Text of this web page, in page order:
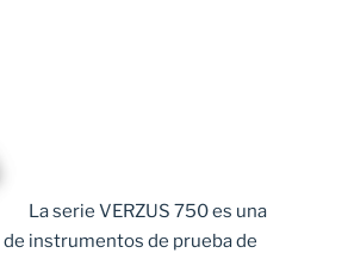
La serie VERZUS 750 es una
instrumentos de prueba de